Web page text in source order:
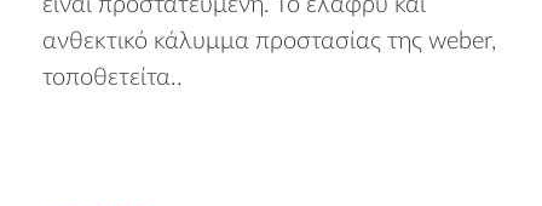
είναι προστατευμένη. Το ελαφρύ και
ανθεκτικό κάλυμμα προστασίας της weber,
τοποθετείτα..